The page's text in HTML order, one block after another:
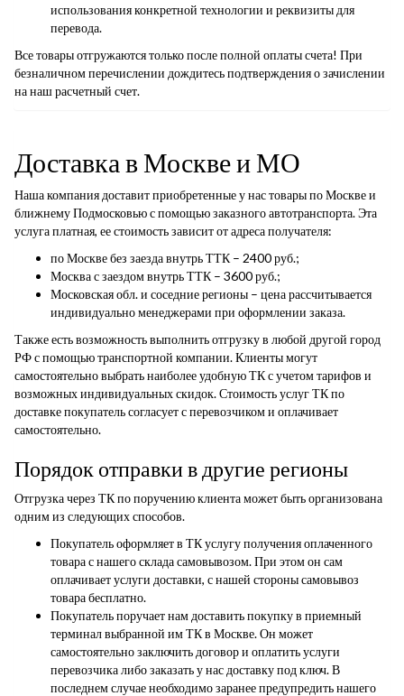
использования конкретной технологии и реквизиты для
перевода.
Все товары отгружаются только после полной оплаты счета! При
безналичном перечислении дождитесь подтверждения о зачислении
на наш расчетный счет.
Доставка в Москве и МО
Наша компания доставит приобретенные у нас товары по Москве и
ближнему Подмосковью с помощью заказного автотранспорта. Эта
услуга платная, ее стоимость зависит от адреса получателя:
по Москве без заезда внутрь ТТК – 2400 руб.;
Москва с заездом внутрь ТТК – 3600 руб.;
Московская обл. и соседние регионы – цена рассчитывается
индивидуально менеджерами при оформлении заказа.
Также есть возможность выполнить отгрузку в любой другой город
РФ с помощью транспортной компании. Клиенты могут
самостоятельно выбрать наиболее удобную ТК с учетом тарифов и
возможных индивидуальных скидок. Стоимость услуг ТК по
доставке покупатель согласует с перевозчиком и оплачивает
самостоятельно.
Порядок отправки в другие регионы
Отгрузка через ТК по поручению клиента может быть организована
одним из следующих способов.
Покупатель оформляет в ТК услугу получения оплаченного
товара с нашего склада самовывозом. При этом он сам
оплачивает услуги доставки, с нашей стороны самовывоз
товара бесплатно.
Покупатель поручает нам доставить покупку в приемный
терминал выбранной им ТК в Москве. Он может
самостоятельно заключить договор и оплатить услуги
перевозчика либо заказать у нас доставку под ключ. В
последнем случае необходимо заранее предупредить нашего